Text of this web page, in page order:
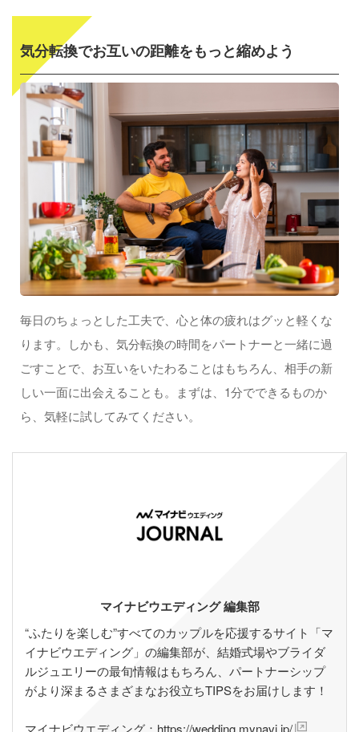
気分転換でお互いの距離をもっと縮めよう
毎日のちょっとした工夫で、心と体の疲れはグッと軽くな
ります。しかも、気分転換の時間をパートナーと一緒に過
ごすことで、お互いをいたわることはもちろん、相手の新
しい一面に出会えることも。まずは、1分でできるものか
ら、気軽に試してみてください。
マイナビウエディング 編集部
“ふたりを楽しむ”すべてのカップルを応援するサイト「マ
イナビウエディング」の編集部が、結婚式場やブライダ
ルジュエリーの最旬情報はもちろん、パートナーシップ
がより深まるさまざまなお役立ちTIPSをお届けします！
マイナビウエディング： https://wedding.mynavi.jp/